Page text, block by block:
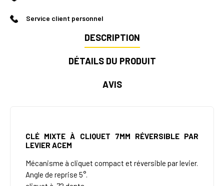
Service client personnel
DESCRIPTION
DÉTAILS DU PRODUIT
AVIS
CLÉ MIXTE À CLIQUET 7MM RÉVERSIBLE PAR
LEVIER ACEM
Mécanisme à cliquet compact et réversible par levier.
Angle de reprise 5°.